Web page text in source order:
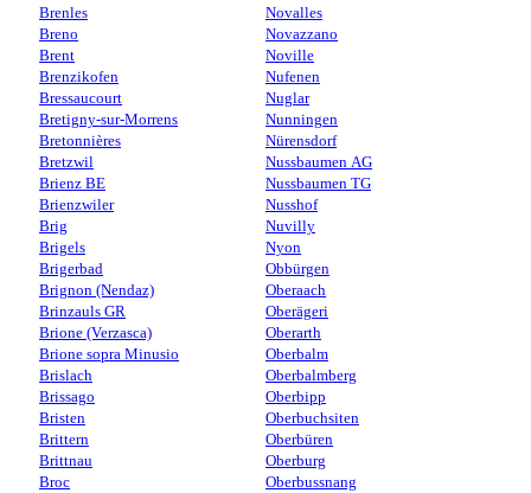
Brenles
Breno
Brent
Brenzikofen
Bressaucourt
Bretigny-sur-Morrens
Bretonnières
Bretzwil
Brienz BE
Brienzwiler
Brig
Brigels
Brigerbad
Brignon (Nendaz)
Brinzauls GR
Brione (Verzasca)
Brione sopra Minusio
Brislach
Brissago
Bristen
Brittern
Brittnau
Broc
Novalles
Novazzano
Noville
Nufenen
Nuglar
Nunningen
Nürensdorf
Nussbaumen AG
Nussbaumen TG
Nusshof
Nuvilly
Nyon
Obbürgen
Oberaach
Oberägeri
Oberarth
Oberbalm
Oberbalmberg
Oberbipp
Oberbuchsiten
Oberbüren
Oberburg
Oberbussnang